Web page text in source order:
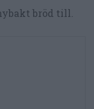
bröd till.